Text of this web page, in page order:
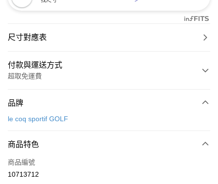
尺寸對應表
付款與運送方式
超取免運費
信用卡一次付款
LINE Pay
Apple Pay
品牌
le coq sportif GOLF
商品特色
商品編號
10713712